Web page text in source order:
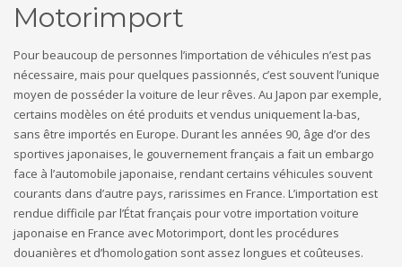
Motorimport
Pour beaucoup de personnes l’importation de véhicules n’est pas
nécessaire, mais pour quelques passionnés, c’est souvent l’unique
moyen de posséder la voiture de leur rêves. Au Japon par exemple,
certains modèles on été produits et vendus uniquement la-bas,
sans être importés en Europe. Durant les années 90, âge d’or des
sportives japonaises, le gouvernement français a fait un embargo
face à l’automobile japonaise, rendant certains véhicules souvent
courants dans d’autre pays, rarissimes en France. L’importation est
rendue difficile par l’État français pour votre importation voiture
japonaise en France avec Motorimport, dont les procédures
douanières et d’homologation sont assez longues et coûteuses.